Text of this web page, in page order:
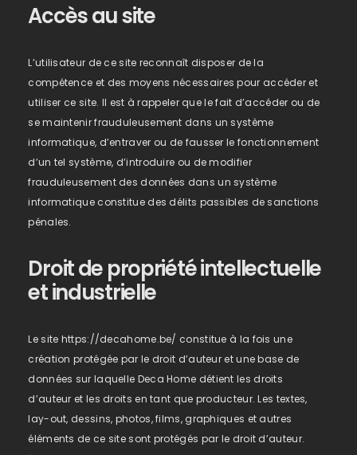
Accès au site
L’utilisateur de ce site reconnaît disposer de la
compétence et des moyens nécessaires pour accéder et
utiliser ce site. Il est à rappeler que le fait d’accéder ou de
se maintenir frauduleusement dans un système
informatique, d’entraver ou de fausser le fonctionnement
d’un tel système, d’introduire ou de modifier
frauduleusement des données dans un système
informatique constitue des délits passibles de sanctions
pénales.
Droit de propriété intellectuelle
et industrielle
Le site https://decahome.be/ constitue à la fois une
création protégée par le droit d’auteur et une base de
données sur laquelle Deca Home détient les droits
d’auteur et les droits en tant que producteur. Les textes,
lay-out, dessins, photos, films, graphiques et autres
éléments de ce site sont protégés par le droit d’auteur.